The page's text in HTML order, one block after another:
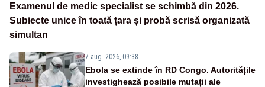
Examenul de medic specialist se schimbă din 2026.
Subiecte unice în toată țara și probă scrisă organizată
simultan
7 aug. 2026, 09:38
Ebola se extinde în RD Congo. Autoritățile
investighează posibile mutații ale